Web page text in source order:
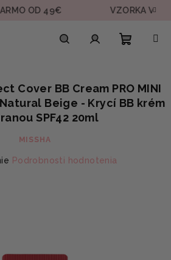
49€ VZORKA V KAŽDEJ
košík
Cover BB Cream PRO MINI
Natural Beige - Krycí BB krém
SPF42 20ml
MISSHA
Podrobnosti hodnotenia